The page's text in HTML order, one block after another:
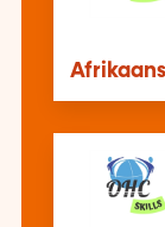
Afrikaans